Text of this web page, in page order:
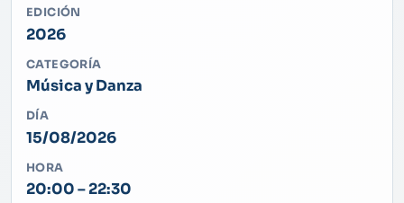
EDICIÓN
2026
CATEGORÍA
Música y Danza
DÍA
15/08/2026
HORA
20:00 – 22:30